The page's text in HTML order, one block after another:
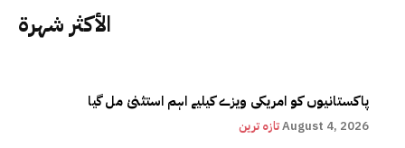
الأكثر شهرة
پاکستانیوں کو امریکی ویزے کیلیے اہم استثنیٰ مل گیا
تازہ ترینAugust 4, 2026